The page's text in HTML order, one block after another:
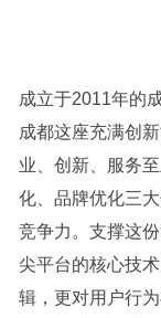
成立于2011年的
成都这座充满创
业、创新、服务
化、品牌优化三
竞争力。支撑这
尖平台的核心技
辑，更对用户行